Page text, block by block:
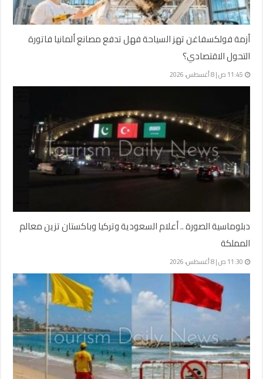
أزمة فولكسفاغن تهز السياحة فهل تدفع مصانع ألمانيا فاتورة
التحول الاقتصادي؟
11:45 ص | 8 أغسطس، 2026
دبلوماسية الصورة .. أعلام السعودية وتركيا وباكستان تزين معالم
المملكة
11:30 ص | 8 أغسطس، 2026